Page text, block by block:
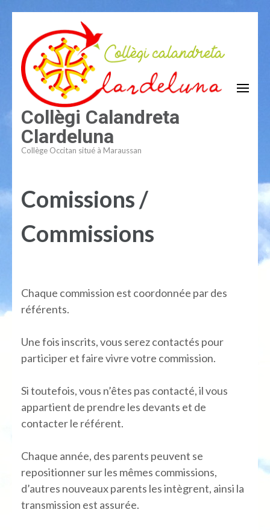
contenu
(Pressez
Entrée)
Collègi Calandreta
Clardeluna
Collège Occitan situé à Maraussan
Comissions /
Commissions
Chaque commission est coordonnée par des
référents.
Une fois inscrits, vous serez contactés pour
participer et faire vivre votre commission.
Si toutefois, vous n’êtes pas contacté, il vous
appartient de prendre les devants et de
contacter le référent.
Chaque année, des parents peuvent se
repositionner sur les mêmes commissions,
d’autres nouveaux parents les intègrent, ainsi la
transmission est assurée.